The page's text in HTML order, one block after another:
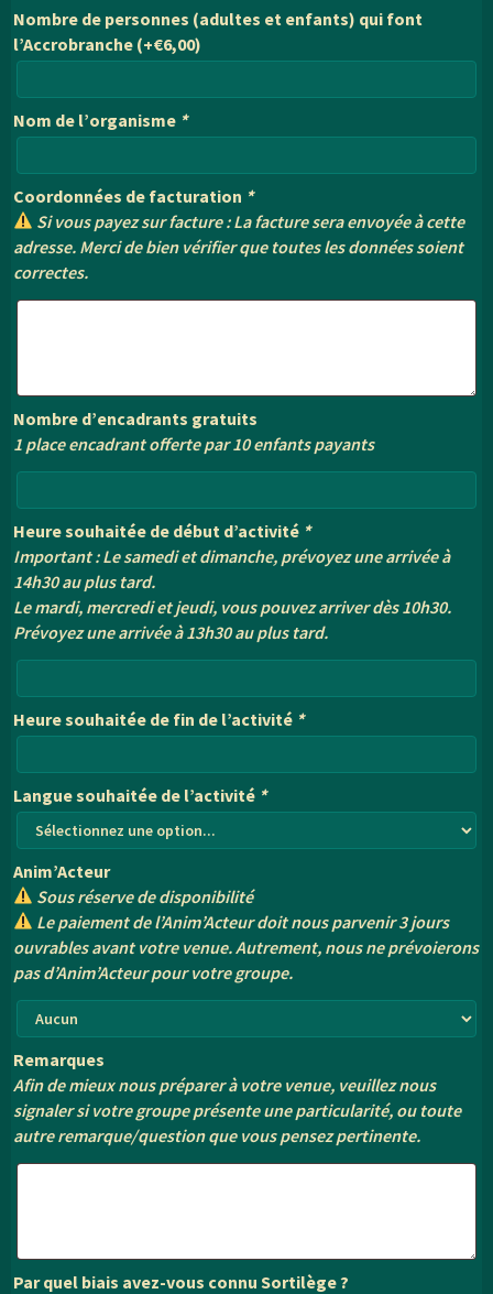
Nombre de personnes (adultes et enfants) qui font
l’Accrobranche (+€6,00)
Nom de l’organisme *
Coordonnées de facturation *
Si vous payez sur facture : La facture sera envoyée à cette
adresse. Merci de bien vérifier que toutes les données soient
correctes.
Nombre d’encadrants gratuits
1 place encadrant offerte par 10 enfants payants
Heure souhaitée de début d’activité *
Important : Le samedi et dimanche, prévoyez une arrivée à
14h30 au plus tard.
Le mardi, mercredi et jeudi, vous pouvez arriver dès 10h30.
Prévoyez une arrivée à 13h30 au plus tard.
Heure souhaitée de fin de l’activité *
Langue souhaitée de l’activité *
Anim’Acteur
Sous réserve de disponibilité
Le paiement de l’Anim’Acteur doit nous parvenir 3 jours
ouvrables avant votre venue. Autrement, nous ne prévoierons
pas d’Anim’Acteur pour votre groupe.
Remarques
Afin de mieux nous préparer à votre venue, veuillez nous
signaler si votre groupe présente une particularité, ou toute
autre remarque/question que vous pensez pertinente.
Par quel biais avez-vous connu Sortilège ?